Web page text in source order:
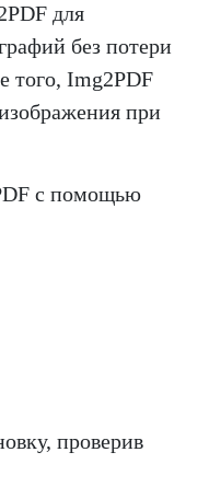
для
без потери
того, Img2PDF
при
с помощью
проверив